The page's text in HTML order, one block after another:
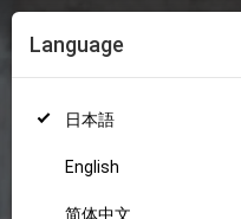
Language
日本語
English
简体中文